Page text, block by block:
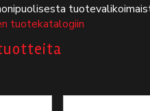
tuotekatalogiin